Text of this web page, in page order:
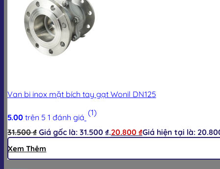
Van bi inox mặt bích tay gạt Wonil DN125
5.00trên 5 1 đánh giá (1)
31.500₫ Giá gốc là: 31.500 ₫.20.800 ₫Giá hiện tại là:
Xem Thêm